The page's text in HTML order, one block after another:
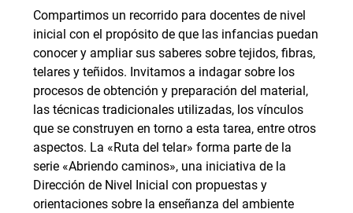
Compartimos un recorrido para docentes de nivel
inicial con el propósito de que las infancias puedan
conocer y ampliar sus saberes sobre tejidos, fibras,
telares y teñidos. Invitamos a indagar sobre los
procesos de obtención y preparación del material,
las técnicas tradicionales utilizadas, los vínculos
que se construyen en torno a esta tarea, entre otros
aspectos. La «Ruta del telar» forma parte de la
serie «Abriendo caminos», una iniciativa de la
Dirección de Nivel Inicial con propuestas y
orientaciones sobre la enseñanza del ambiente